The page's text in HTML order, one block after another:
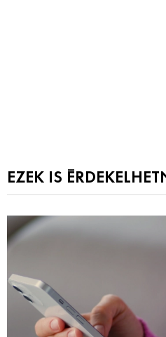
EZEK IS